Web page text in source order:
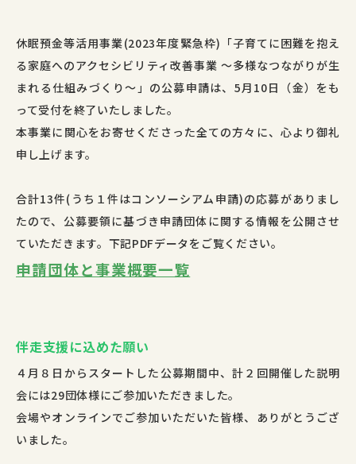
休眠預金等活用事業(2023年度緊急枠)「子育てに困難を抱え
る家庭へのアクセシビリティ改善事業 ～多様なつながりが生
まれる仕組みづくり～ 」の公募申請は、5月10日（金）をも
って受付を終了いたしました。
本事業に関心をお寄せくださった全ての方々に、心より御礼
申し上げます。
合計13件(うち１件はコンソーシアム申請)の応募がありまし
たので、公募要領に基づき申請団体に関する情報を公開させ
ていただきます。下記PDFデータをご覧ください。
申請団体と事業概要一覧
伴走支援に込めた願い
４月８日からスタートした公募期間中、計２回開催した説明
会には29団体様にご参加いただきました。
会場やオンラインでご参加いただいた皆様、ありがとうござ
いました。